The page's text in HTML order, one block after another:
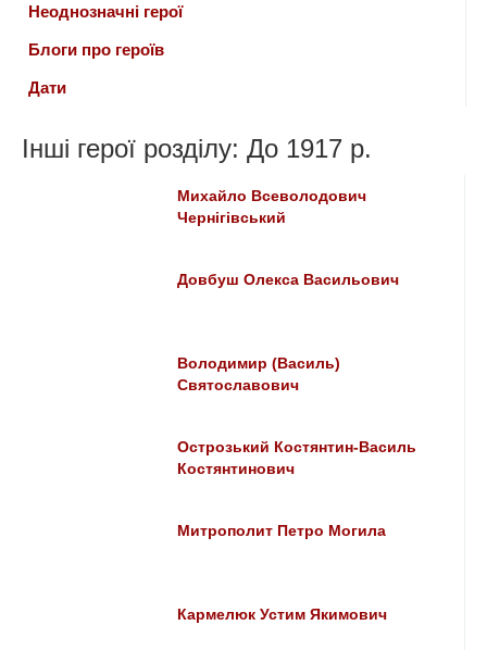
Неоднозначні герої
Блоги про героїв
Дати
Інші герої розділу: До 1917 р.
Михайло Всеволодович
Чернігівський
Довбуш Олекса Васильович
Володимир (Василь)
Святославович
Острозький Костянтин-Василь
Костянтинович
Митрополит Петро Могила
Кармелюк Устим Якимович